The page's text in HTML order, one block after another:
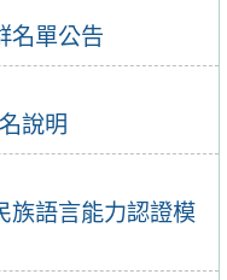
名單公告
說明
族語言能力認證模